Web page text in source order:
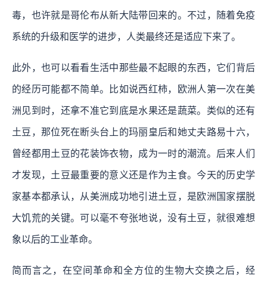
毒，也许就是哥伦布从新大陆带回来的。不过，随着免疫
系统的升级和医学的进步，人类最终还是适应下来了。
此外，也可以看看生活中那些最不起眼的东西，它们背后
的经历可能都不简单。比如说西红柿，欧洲人第一次在美
洲见到时，还拿不准它到底是水果还是蔬菜。类似的还有
土豆，那位死在断头台上的玛丽皇后和她丈夫路易十六，
曾经都用土豆的花装饰衣物，成为一时的潮流。后来人们
才发现，土豆最重要的意义还是作为主食。今天的历史学
家基本都承认，从美洲成功地引进土豆，是欧洲国家摆脱
大饥荒的关键。可以毫不夸张地说，没有土豆，就很难想
象以后的工业革命。
简而言之，在空间革命和全方位的生物大交换之后，经